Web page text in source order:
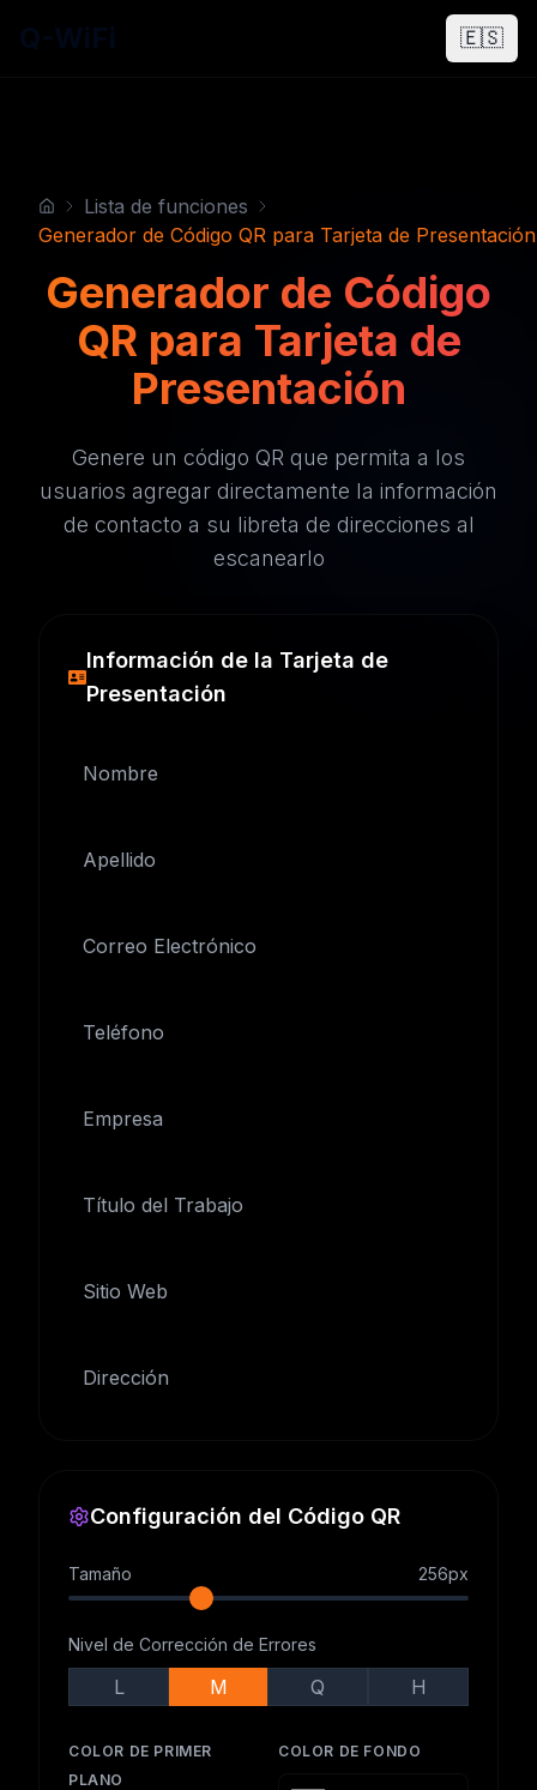
🇪🇸
Lista de funciones
Generador de Código QR para Tarjeta de Presentación
Generador de Código
QR para Tarjeta de
Presentación
Genere un código QR que permita a los
usuarios agregar directamente la información
de contacto a su libreta de direcciones al
escanearlo
Información de la Tarjeta de
Presentación
Nombre
Apellido
Correo Electrónico
Teléfono
Empresa
Título del Trabajo
Sitio Web
Dirección
Configuración del Código QR
Tamaño 256px
Nivel de Corrección de Errores
L M Q H
COLOR DE PRIMER
PLANO
COLOR DE FONDO